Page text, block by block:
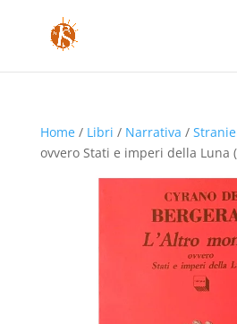
Home/ Libri / Narrativa /
ovvero Stati e imperi della Luna